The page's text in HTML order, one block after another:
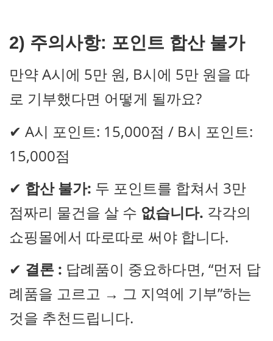
2) 주의사항: 포인트 합산 불가
만약 A시에 5만 원, B시에 5만 원을 따
로 기부했다면 어떻게 될까요?
✔ A시 포인트: 15,000점 / B시 포인트:
15,000점
✔ 합산 불가: 두 포인트를 합쳐서 3만
점짜리 물건을 살 수 없습니다. 각각의
쇼핑몰에서 따로따로 써야 합니다.
✔ 결론 : 답례품이 중요하다면, “먼저 답
례품을 고르고 → 그 지역에 기부”하는
것을 추천드립니다.